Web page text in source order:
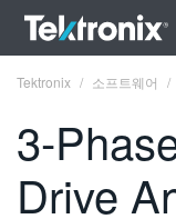
Tektronix 소프트웨어
3-
Drive